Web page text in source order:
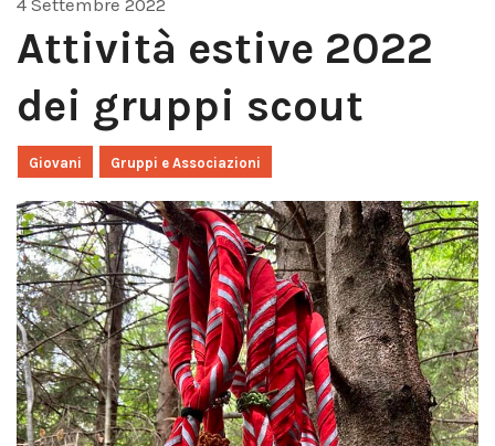
4 Settembre 2022
Attività estive 2022
dei gruppi scout
Giovani Gruppi e Associazioni